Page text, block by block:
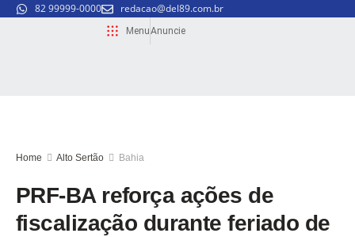
82 99999-0000 redacao@del89.com.br
MenuAnuncie
Home Alto Sertão Bahia
PRF-BA reforça ações de
fiscalização durante feriado de